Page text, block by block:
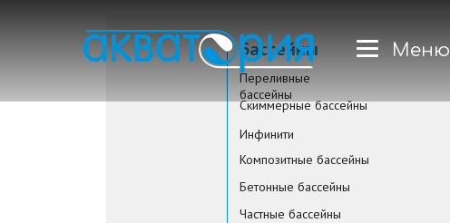
Меню
Бассейны
Переливные
бассейны
Скиммерные бассейны
Инфинити
Композитные бассейны
Бетонные бассейны
Частные бассейны